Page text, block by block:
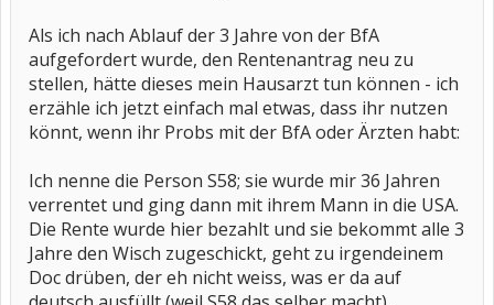
Als ich nach Ablauf der 3 Jahre von der BfA
aufgefordert wurde, den Rentenantrag neu zu
stellen, hätte dieses mein Hausarzt tun können - ich
erzähle ich jetzt einfach mal etwas, dass ihr nutzen
könnt, wenn ihr Probs mit der BfA oder Ärzten habt:
Ich nenne die Person S58; sie wurde mir 36 Jahren
verrentet und ging dann mit ihrem Mann in die USA.
Die Rente wurde hier bezahlt und sie bekommt alle 3
Jahre den Wisch zugeschickt, geht zu irgendeinem
Doc drüben, der eh nicht weiss, was er da auf